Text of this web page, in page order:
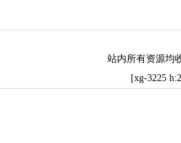
站内所有资源均
[xg-3225